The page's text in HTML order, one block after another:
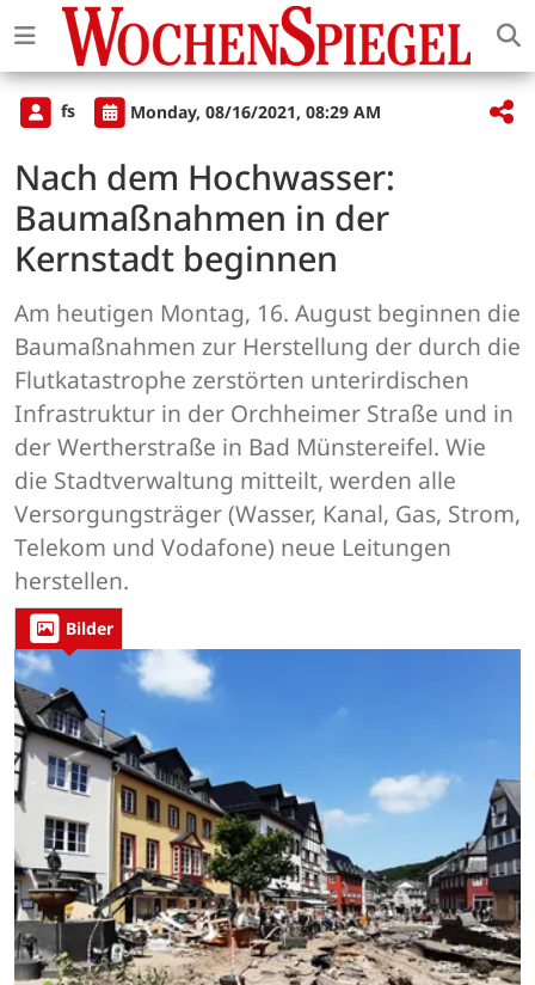
fs Monday, 08/16/2021, 08:29 AM
Nach dem Hochwasser:
Baumaßnahmen in der
Kernstadt beginnen
Am heutigen Montag, 16. August beginnen die
Baumaßnahmen zur Herstellung der durch die
Flutkatastrophe zerstörten unterirdischen
Infrastruktur in der Orchheimer Straße und in
der Wertherstraße in Bad Münstereifel. Wie
die Stadtverwaltung mitteilt, werden alle
Versorgungsträger (Wasser, Kanal, Gas, Strom,
Telekom und Vodafone) neue Leitungen
herstellen.
Bilder